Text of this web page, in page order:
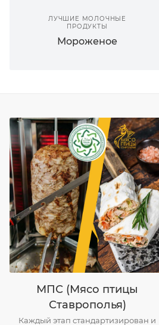
ЛУЧШИЕ МОЛОЧНЫЕ
ПРОДУКТЫ
Мороженое
МПС (Мясо птицы
Ставрополья)
Каждый этап стандартизирован и